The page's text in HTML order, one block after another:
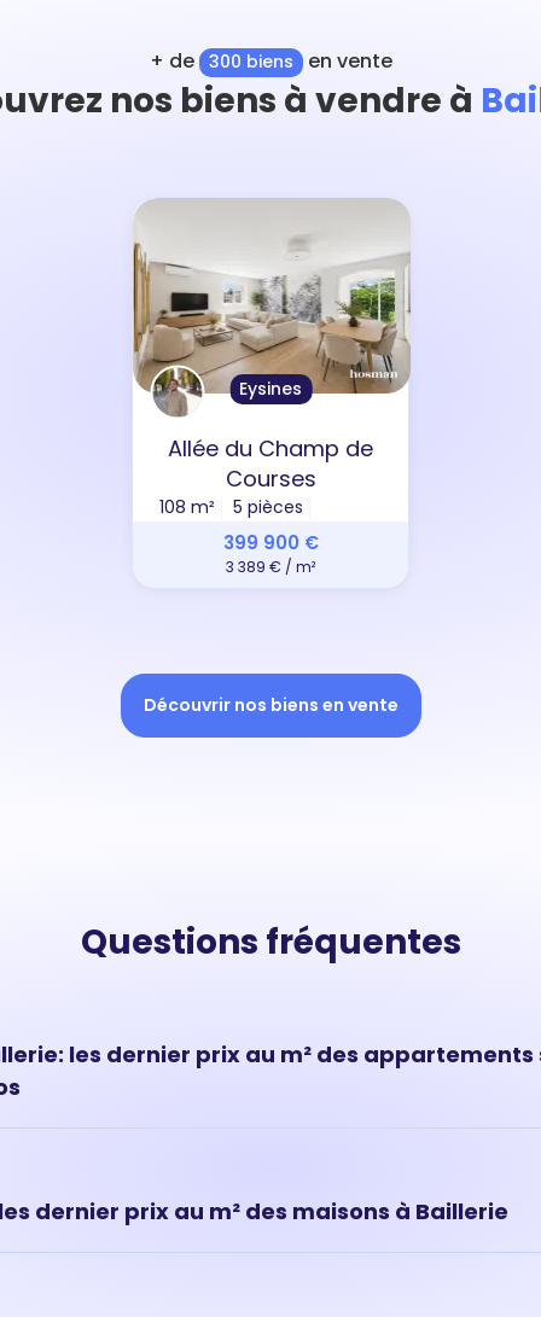
+ de 300 biens en vente
nos biens à vendre à
Eysines
Allée du Champ de
Courses
108 m² 5 pièces
399 900 €
3 389 € / m²
Découvrir nos biens en vente
Questions fréquentes
les dernier prix au m² des appartements
dernier prix au m² des maisons à Baillerie